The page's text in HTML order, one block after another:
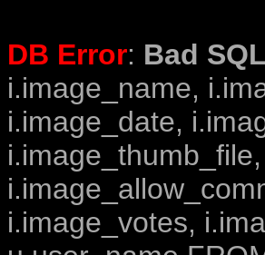
DB Error: Bad
i.image_name,
i.image_date,
i.image_votes,